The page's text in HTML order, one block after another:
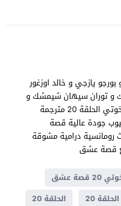
سو بورجو يازجي و خالد اوزغور
و توران سيهان شيمشك و
ميليس ميناكاري و اونور ياران مسلسل اخوتي الحلقة 20 مترجمة
وتحميل اخوتي 20 يوتيوب جودة عالية قصة
درامية مشوقة
20 قصة عشق
20
الحلقة 20